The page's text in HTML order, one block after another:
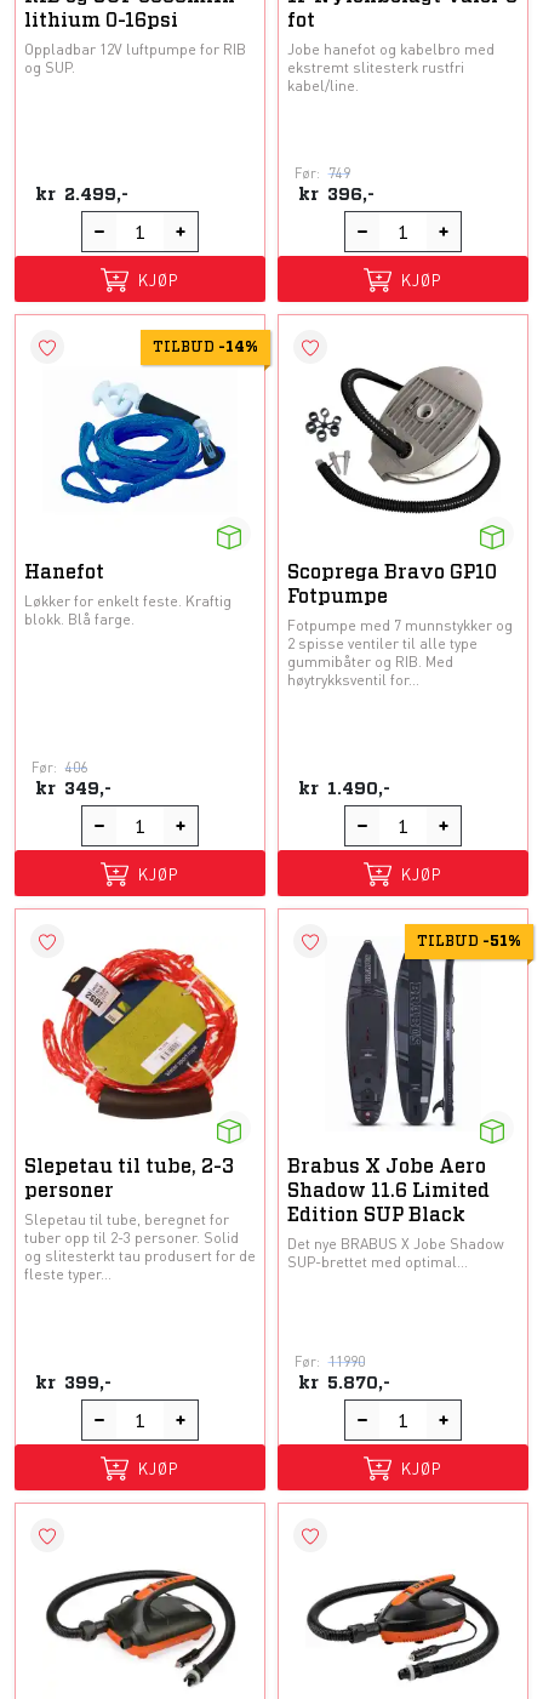
lithium 0-16psi
Oppladbar 12V luftpumpe for RIB
og SUP.
kr 2.499,-
KJØP
fot
Jobe hanefot og kabelbro med
ekstremt slitesterk rustfri
kabel/line.
Før: 749
kr 396,-
KJØP
TILBUD -14%
Hanefot
Løkker for enkelt feste. Kraftig
blokk. Blå farge.
Før: 406
kr 349,-
KJØP
Scoprega Bravo GP10
Fotpumpe
Fotpumpe med 7 munnstykker og
2 spisse ventiler til alle type
gummibåter og RIB. Med
høytrykksventil for...
kr 1.490,-
KJØP
Slepetau til tube, 2-3
personer
Slepetau til tube, beregnet for
tuber opp til 2-3 personer. Solid
og slitesterkt tau produsert for de
fleste typer...
kr 399,-
KJØP
TILBUD -51%
Brabus X Jobe Aero
Shadow 11.6 Limited
Edition SUP Black
Det nye BRABUS X Jobe Shadow
SUP-brettet med optimal...
Før: 11990
kr 5.870,-
KJØP